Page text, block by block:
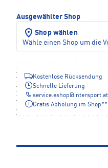
Ausgewählter Shop
Shop wählen
Wähle einen Shop um die
Kostenlose Rücksendung
Schnelle Lieferung
service.eshop@intersport.at
Gratis Abholung im Shop**